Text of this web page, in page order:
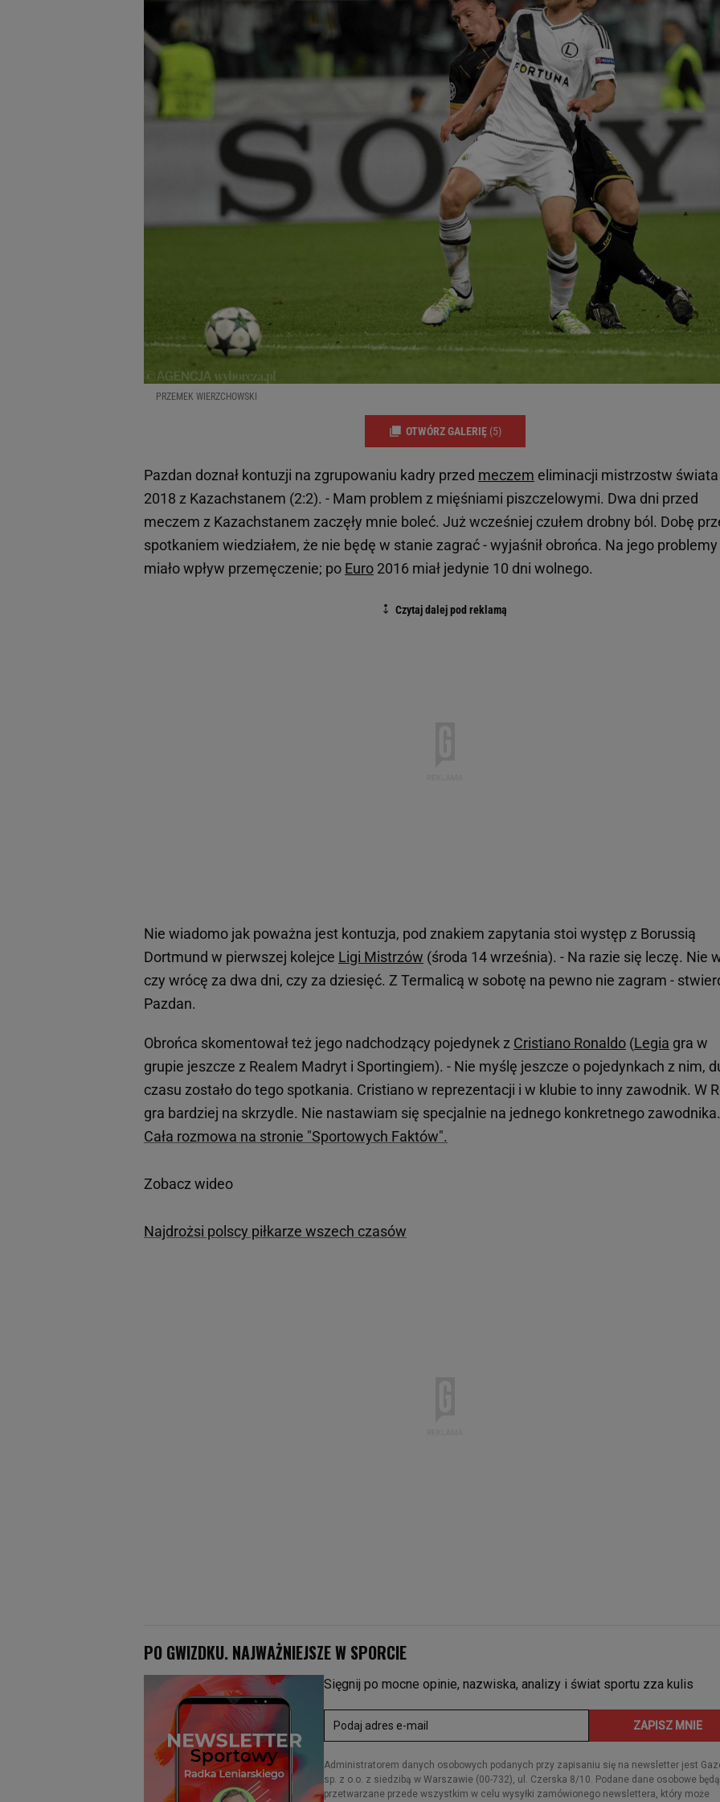
PRZEMEK WIERZCHOWSKI
OTWÓRZ GALERIĘ (5)
Pazdan doznał kontuzji na zgrupowaniu kadry przed meczem eliminacji mistrzostw świata
2018 z Kazachstanem (2:2). - Mam problem z mięśniami piszczelowymi. Dwa dni przed
meczem z Kazachstanem zaczęły mnie boleć. Już wcześniej czułem drobny ból. Dobę
spotkaniem wiedziałem, że nie będę w stanie zagrać - wyjaśnił obrońca. Na jego problemy
miało wpływ przemęczenie; po Euro 2016 miał jedynie 10 dni wolnego.
Nie wiadomo jak poważna jest kontuzja, pod znakiem zapytania stoi występ z Borussią
Dortmund w pierwszej kolejce Ligi Mistrzów (środa 14 września). - Na razie się leczę. Nie
czy wrócę za dwa dni, czy za dziesięć. Z Termalicą w sobotę na pewno nie zagram -
Pazdan.
Obrońca skomentował też jego nadchodzący pojedynek z Cristiano Ronaldo (Legia gra w
grupie jeszcze z Realem Madryt i Sportingiem). - Nie myślę jeszcze o pojedynkach z nim,
czasu zostało do tego spotkania. Cristiano w reprezentacji i w klubie to inny zawodnik. W
gra bardziej na skrzydle. Nie nastawiam się specjalnie na jednego konkretnego zawodnika.
Cała rozmowa na stronie "Sportowych Faktów".
Zobacz wideo
Najdrożsi polscy piłkarze wszech czasów